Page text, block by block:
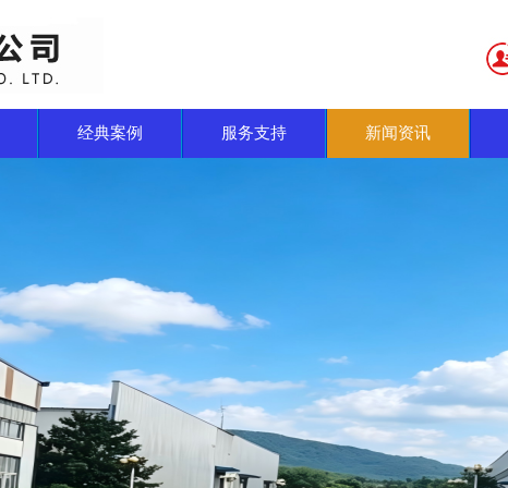
经典案例 服务支持 新闻资讯